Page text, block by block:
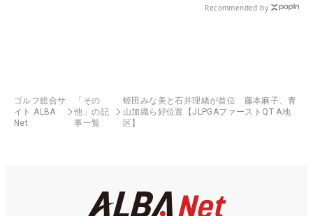
Recommended by
ゴルフ総合サ
イト ALBA
Net
「その
他」の記
事一覧
蛭田みな美と石井理緒が首位 藤本麻子、青
山加織ら好位置【JLPGAファーストQT A地
区】